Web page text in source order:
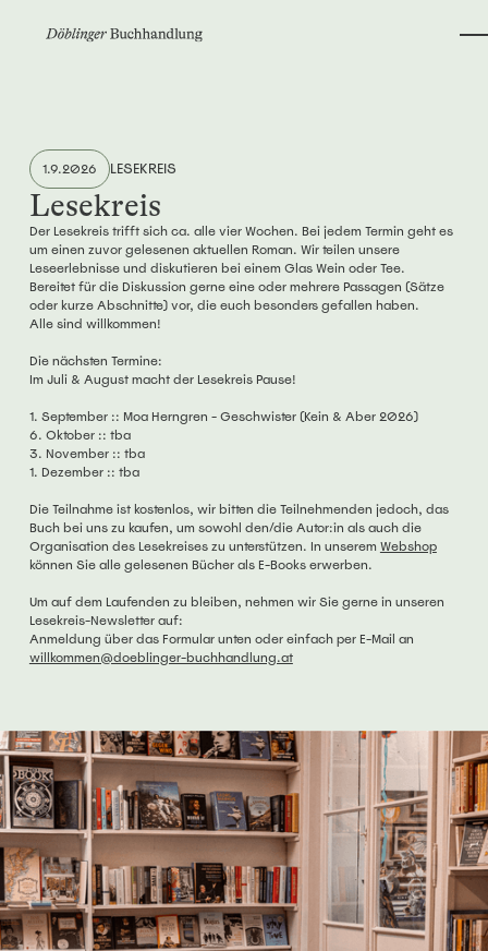
1.9.2026 LESEKREIS
Lesekreis
Der Lesekreis trifft sich ca. alle vier Wochen. Bei jedem Termin geht es
um einen zuvor gelesenen aktuellen Roman. Wir teilen unsere
Leseerlebnisse und diskutieren bei einem Glas Wein oder Tee.
Bereitet für die Diskussion gerne eine oder mehrere Passagen (Sätze
oder kurze Abschnitte) vor, die euch besonders gefallen haben.
Alle sind willkommen!
Die nächsten Termine:
Im Juli & August macht der Lesekreis Pause!
1. September :: Moa Herngren - Geschwister (Kein & Aber 2026)
6. Oktober :: tba
3. November :: tba
1. Dezember :: tba
Die Teilnahme ist kostenlos, wir bitten die Teilnehmenden jedoch, das
Buch bei uns zu kaufen, um sowohl den/die Autor:in als auch die
Organisation des Lesekreises zu unterstützen. In unserem Webshop
können Sie alle gelesenen Bücher als E-Books erwerben.
Um auf dem Laufenden zu bleiben, nehmen wir Sie gerne in unseren
Lesekreis-Newsletter auf:
Anmeldung über das Formular unten oder einfach per E-Mail an
willkommen@doeblinger-buchhandlung.at